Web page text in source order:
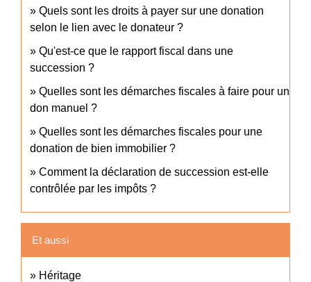
Quels sont les droits à payer sur une donation
selon le lien avec le donateur ?
Qu'est-ce que le rapport fiscal dans une
succession ?
Quelles sont les démarches fiscales à faire pour un
don manuel ?
Quelles sont les démarches fiscales pour une
donation de bien immobilier ?
Comment la déclaration de succession est-elle
contrôlée par les impôts ?
Et aussi
Héritage